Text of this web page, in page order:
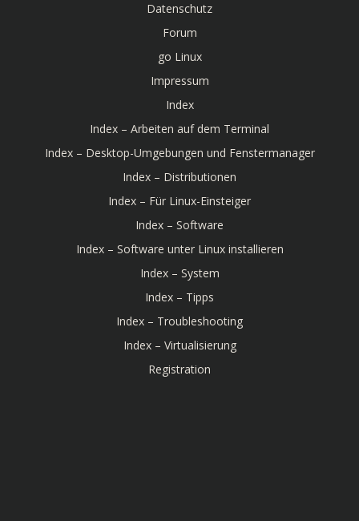
Datenschutz
Forum
go Linux
Impressum
Index
Index – Arbeiten auf dem Terminal
Index – Desktop-Umgebungen und Fenstermanager
Index – Distributionen
Index – Für Linux-Einsteiger
Index – Software
Index – Software unter Linux installieren
Index – System
Index – Tipps
Index – Troubleshooting
Index – Virtualisierung
Registration